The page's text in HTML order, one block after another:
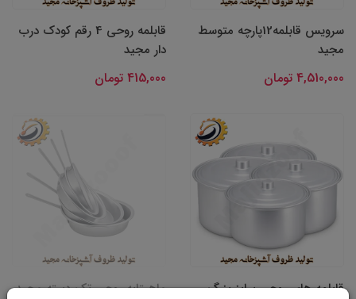
سرویس قابلمه12پارچه متوسط
مجید
4,510,000 تومان
قابلمه روحی 4 رقم کودک درب
دار مجید
415,000 تومان
قابلمه های روحی سایز بزرگ
ماهیتابه روحی تک دسته مجید